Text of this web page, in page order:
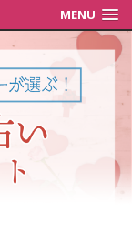
MENU